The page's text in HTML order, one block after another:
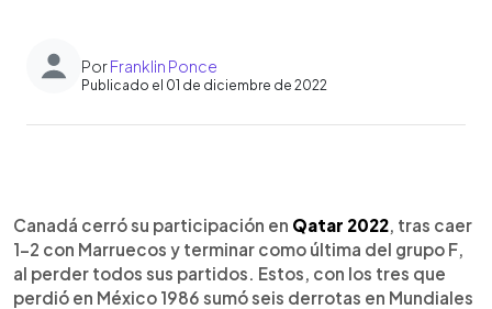
PorFranklin Ponce
Publicado el 01 de diciembre de 2022
► Escuchar artículo
Canadá cerró su participación en Qatar 2022, tras caer
1-2 con Marruecos y terminar como última del grupo F,
al perder todos sus partidos. Estos, con los tres que
perdió en México 1986 sumó seis derrotas en Mundiales